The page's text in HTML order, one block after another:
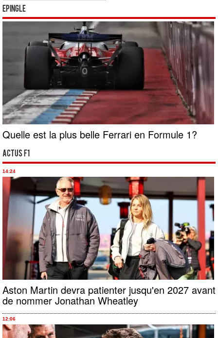
Epingle
Quelle est la plus belle Ferrari en Formule 1?
Actus F1
14:24
Aston Martin devra patienter jusqu'en 2027 avant
de nommer Jonathan Wheatley
12:06